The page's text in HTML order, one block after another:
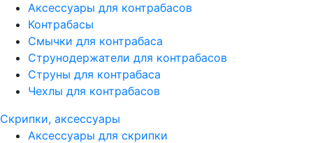
Аксессуары для контрабасов
Контрабасы
Смычки для контрабаса
Струнодержатели для контрабасов
Струны для контрабаса
Чехлы для контрабасов
Скрипки, аксессуары
Аксессуары для скрипки